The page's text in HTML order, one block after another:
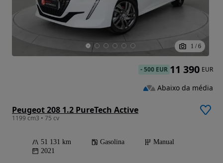
1 / 6
Peugeot 208 1.2 PureTech Active
1199 cm3 • 75 cv
51 131 km Gasolina
Manual
2021
-500 EUR 11 390 EUR
Abaixo da média